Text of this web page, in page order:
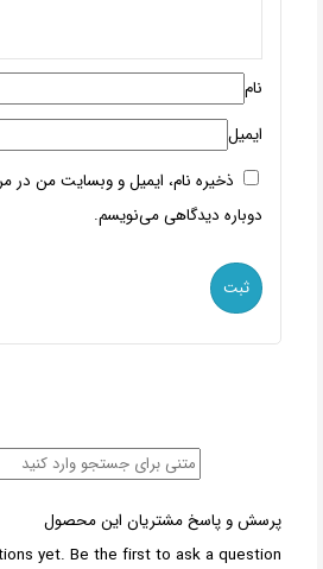
نام
ایمیل
ذخیره نام، ایمیل و وبسایت من در
دوباره دیدگاهی می‌نویسم.
پرسش و پاسخ مشتریان این محصول
yet. Be the first to ask a question